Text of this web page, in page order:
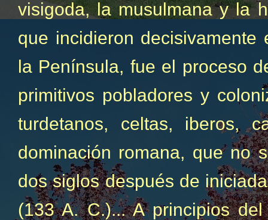
visigoda, la musulmana y la
que incidieron
la Península, fue el proceso
primitivos pobladores y
turdetanos, celtas, iberos,
dominación romana, que no
dos siglos después de
(133 A. C.)... A principios